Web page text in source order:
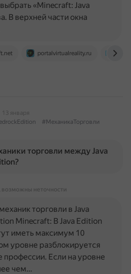
portalvirtualreality.ru
«Minecraft: Java
В верхней части окна
13 января
#МеханикаТорговли
торговли между Java
возможны неточности
торговли в Java
Minecraft: В Java Edition
иметь максимум 10
уровне разблокируется
Если на уровне
чем…